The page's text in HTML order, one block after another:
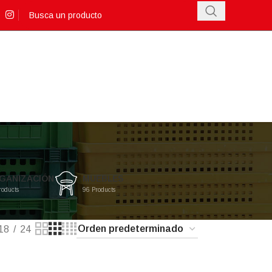
MUEBLES
96 Products
24